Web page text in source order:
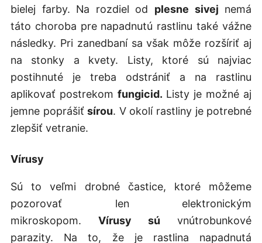
bielej farby. Na rozdiel od plesne sivej nemá
táto choroba pre napadnutú rastlinu také vážne
následky. Pri zanedbaní sa však môže rozšíriť aj
na stonky a kvety. Listy, ktoré sú najviac
postihnuté je treba odstrániť a na rastlinu
aplikovať postrekomfungicid. Listy je možné aj
jemne poprášiťsírou. V okolí rastliny je potrebné
zlepšiť vetranie.
Vírusy
Sú to veľmi drobné častice, ktoré môžeme
pozorovať len elektronickým
mikroskopom.Vírusy sú vnútrobunkové
parazity. Na to, že je rastlina napadnutá